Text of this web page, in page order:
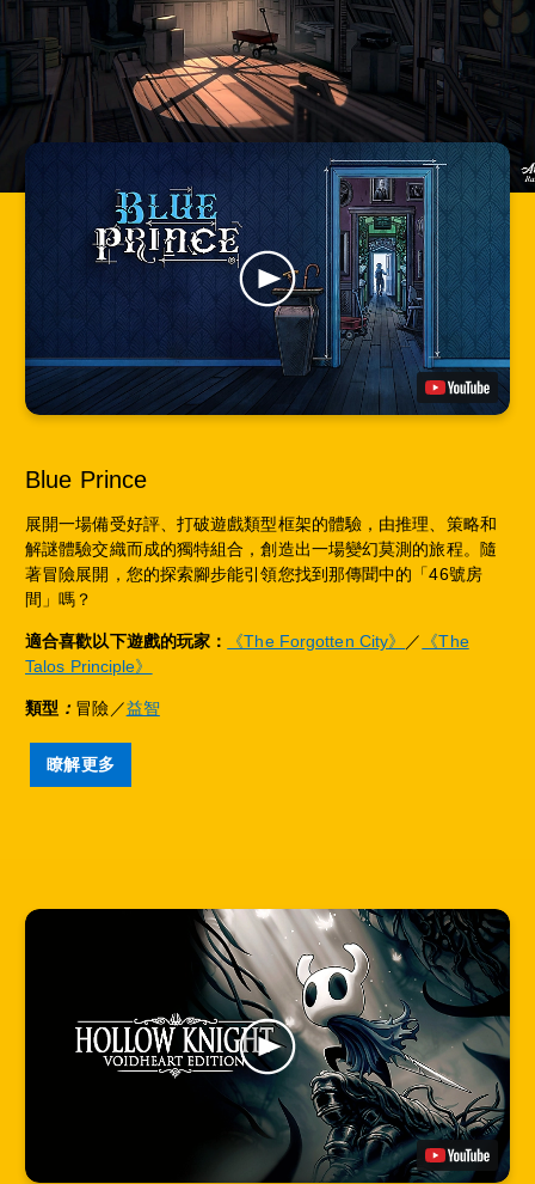
Blue Prince
展開一場備受好評、打破遊戲類型框架的體驗，由推理、策略和
解謎體驗交織而成的獨特組合，創造出一場變幻莫測的旅程。隨
著冒險展開，您的探索腳步能引領您找到那傳聞中的「46號房
間」嗎？
適合喜歡以下遊戲的玩家： 《The Forgotten City》 ／
《The
Talos Principle》
類型 ： 冒險／益智
瞭解更多